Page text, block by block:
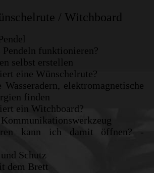
/ Witchboard
Pendeln funktionieren?
selbst erstellen
eine Wünschelrute?
elektromagnetische
finden
ein Witchboard?
kann ich damit öffnen? -
Schutz
dem Brett